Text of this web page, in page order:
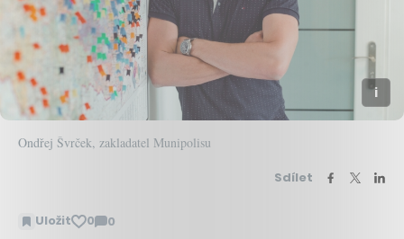
Ondřej Švrček, zakladatel Munipolisu
Sdílet
Uložit 0 0
Zobrazit